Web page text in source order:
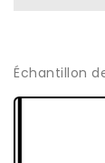
Échantillon